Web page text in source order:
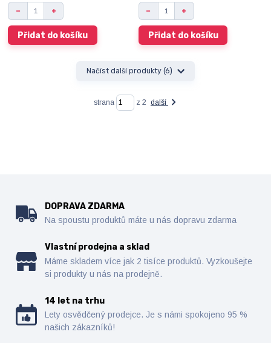
Přidat do košíku Přidat do košíku
Načíst další produkty (6)
strana z 2 další
DOPRAVA ZDARMA
Na spoustu produktů máte u nás dopravu zdarma
Vlastní prodejna a sklad
Máme skladem více jak 2 tisíce produktů. Vyzkoušejte
si produkty u nás na prodejně.
14 let na trhu
Lety osvědčený prodejce. Je s námi spokojeno 95 %
našich zákazníků!